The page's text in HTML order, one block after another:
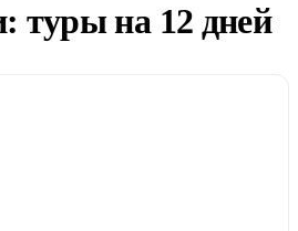
туры на 12 дней